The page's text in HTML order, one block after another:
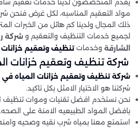
يقدم المتخصصون لدينا خدمات تعقيم
مواد التعقيم المناسبه، لكل غرض
ذلك المجال ولدينا كم هائل من الخبرات
لجميع خدمات التنظيف والتعقيم و شركة
الشارقة وخدماتتنظيف وتعقيم خزانات
شركة تنظيف وتعقيم خزانات
شركة تنظيف وتعقيم خزانات المياه في
شركتنا هو الاختيار الامثل بكل تاكيد.
نحن نستخدم افضل تقنيات وموات تنظيف
بافضل المواد الطبيعيه الامنة على الصحه.
استمتع معنا بمياه شرب نقيه وصحيه